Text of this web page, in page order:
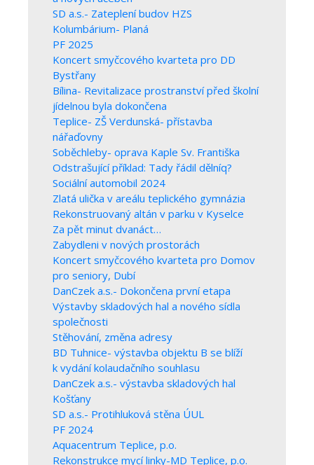
SD a.s.- Zateplení budov HZS
Kolumbárium- Planá
PF 2025
Koncert smyčcového kvarteta pro DD
Bystřany
Bílina- Revitalizace prostranství před školní
jídelnou byla dokončena
Teplice- ZŠ Verdunská- přístavba
nářaďovny
Soběchleby- oprava Kaple Sv. Františka
Odstrašující příklad: Tady řádil dělníq?
Sociální automobil 2024
Zlatá ulička v areálu teplického gymnázia
Rekonstruovaný altán v parku v Kyselce
Za pět minut dvanáct…
Zabydleni v nových prostorách
Koncert smyčcového kvarteta pro Domov
pro seniory, Dubí
DanCzek a.s.- Dokončena první etapa
Výstavby skladových hal a nového sídla
společnosti
Stěhování, změna adresy
BD Tuhnice- výstavba objektu B se blíží
k vydání kolaudačního souhlasu
DanCzek a.s.- výstavba skladových hal
Košťany
SD a.s.- Protihluková stěna ÚUL
PF 2024
Aquacentrum Teplice, p.o.
Rekonstrukce mycí linky-MD Teplice, p.o.